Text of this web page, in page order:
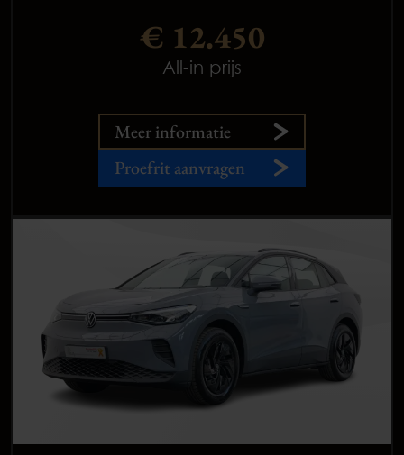
€ 12.450
All-in prijs
Meer informatie
Proefrit aanvragen